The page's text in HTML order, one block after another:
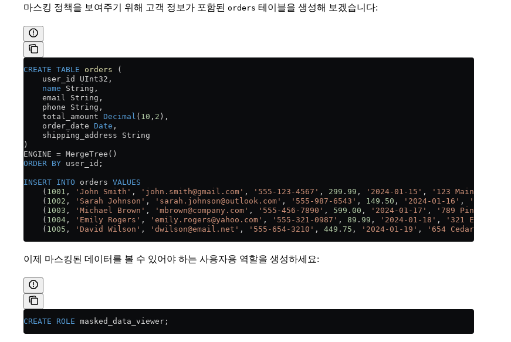
마스킹 정책을 보여주기 위해 고객 정보가 포함된 orders 테이블을 생성해 보겠습니다:
CREATE TABLE orders (
    user_id UInt32,
    name
String,
    email String,
    phone String,
    total_amount
Decimal ( 10 , 2 ),
    order_date
Date ,
    shipping_address String
)
ENGINE = MergeTree()
ORDER BY user_id;
INSERT INTO orders VALUES
    (
1001 , 'John Smith' , 'john.smith@gmail.com' , '555-123-4567' , 299 . 99 , '2024-01-15' , '123 Main St,
    (
1002 , 'Sarah Johnson' , 'sarah.johnson@outlook.com' , '555-987-6543' , 149 . 50 , '2024-01-16' , '456 Oak
    (
1003 , 'Michael Brown' , 'mbrown@company.com' , '555-456-7890' , 599 . 00 , '2024-01-17' , '789 Pine Rd,
    (
1004 , 'Emily Rogers' , 'emily.rogers@yahoo.com' , '555-321-0987' , 89 . 99 , '2024-01-18' , '321 Elm St,
    (
1005 , 'David Wilson' , 'dwilson@email.net' , '555-654-3210' , 449 . 75 , '2024-01-19' , '654 Cedar Blvd,
이제 마스킹된 데이터를 볼 수 있어야 하는 사용자용 역할을 생성하세요:
CREATE ROLE masked_data_viewer;